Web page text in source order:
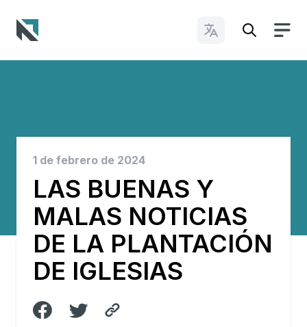
Cambiar idioma
1 de febrero de 2024
LAS BUENAS Y
MALAS NOTICIAS
DE LA PLANTACIÓN
DE IGLESIAS